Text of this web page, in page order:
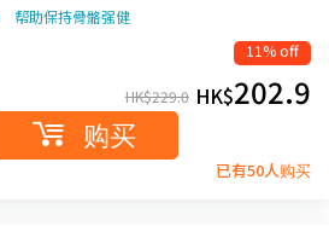
帮助保持骨骼强健
11% off
HK$229.0 HK$202.9
购买
已有50人购买